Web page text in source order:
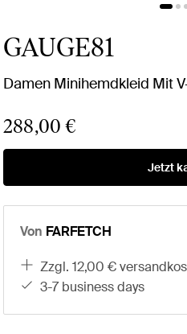
GAUGE81
Damen Minihemdkleid Mit
288,00 €
Jetzt
Von FARFETCH
zzgl. 12,00 €
3-7 business days